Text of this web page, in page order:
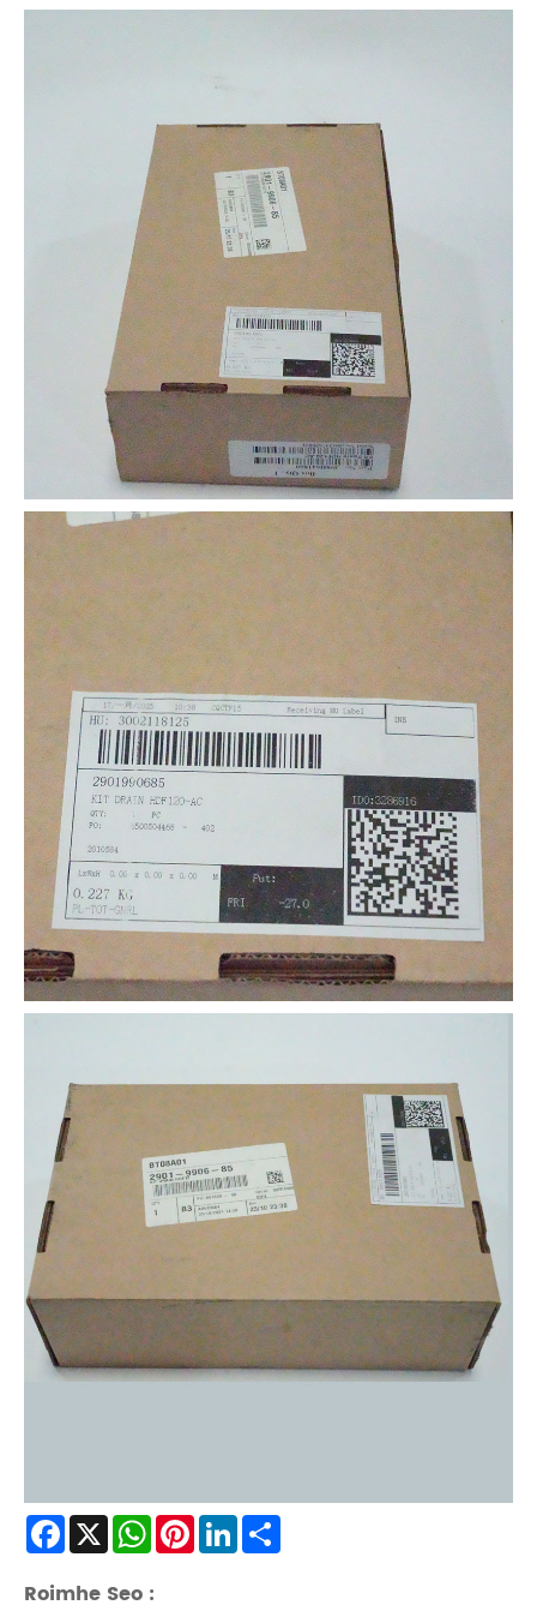
Facebook
X WhatsApp
Pinterest
LinkedIn
Roimhe Seo :